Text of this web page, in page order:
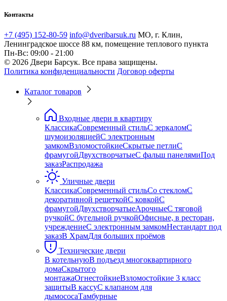
Контакты
+7 (495) 152-80-59 info@dveribarsuk.ru МО, г. Клин,
Ленинградское шоссе 88 км, помещение теплового пункта
Пн-Вс: 09:00 - 21:00
© 2026 Двери Барсук. Все права защищены.
Политика конфиденциальности Договор оферты
Каталог товаров
Входные двери в квартиру
КлассикаСовременный стильС зеркаломС
шумоизоляциейС электронным
замкомВзломостойкиеСкрытые петлиС
фрамугойДвухстворчатыеС фальш панелямиПод
заказРаспродажа
Уличные двери
КлассикаСовременный стильСо стекломС
декоративной решеткойС ковкойС
фрамугойДвухстворчатыеАрочныеС тяговой
ручкойС бугельной ручкойОфисные, в ресторан,
учреждениеС электронным замкомНестандарт под
заказВ ХрамДля больших проёмов
Технические двери
В котельнуюВ подъезд многоквартирного
домаСкрытого
монтажаОгнестойкиеВзломостойкие 3 класс
защитыВ кассуС клапаном для
дымососаТамбурные